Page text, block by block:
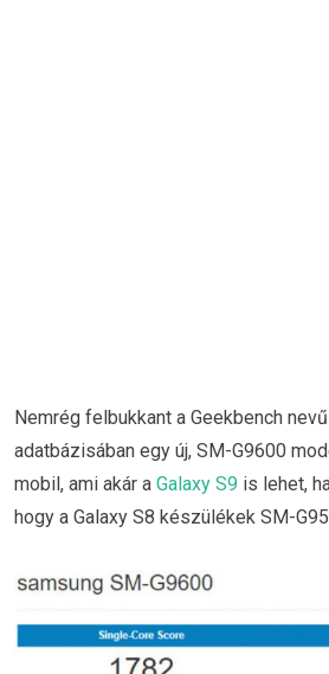
Nemrég felbukkant a Geekbench
adatbázisában egy új, SM-G9600
mobil, ami akár a Galaxy S9 is lehet,
hogy a Galaxy S8 készülékek SM-